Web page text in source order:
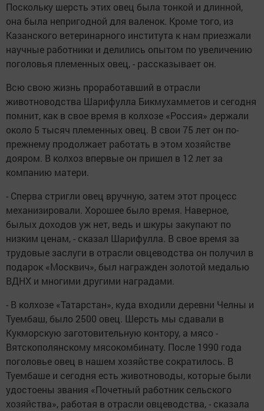
Поскольку шерсть этих овец была тонкой и длинной,
она была непригодной для валенок. Кроме того, из
Казанского ветеринарного института к нам приезжали
научные работники и делились опытом по увеличению
поголовья племенных овец, - рассказывает он.
Всю свою жизнь проработавший в отрасли
животноводства Шарифулла Бикмухамметов и сегодня
помнит, как в свое время в колхозе «Россия» держали
около 5 тысяч племенных овец. В свои 75 лет он по-
прежнему продолжает работать в этом хозяйстве
дояром. В колхоз впервые он пришел в 12 лет за
компанию матери.
- Сперва стригли овец вручную, затем этот процесс
механизировали. Хорошее было время. Наверное,
былых доходов уж нет, ведь и шкуры закупают по
низким ценам, - сказал Шарифулла. В свое время за
трудовые заслуги в отрасли овцеводства он получил в
подарок «Москвич», был награжден золотой медалью
ВДНХ и многими другими наградами.
- В колхозе «Татарстан», куда входили деревни Челны и
Туембаш, было 2500 овец. Шерсть мы сдавали в
Кукморскую заготовительную контору, а мясо -
Вятскополянскому мясокомбинату. После 1990 года
поголовье овец в нашем хозяйстве сократилось. В
Туембаше и сегодня есть животноводы, которые были
удостоены звания «Почетный работник сельского
хозяйства», работая в отрасли овцеводства, - сказала